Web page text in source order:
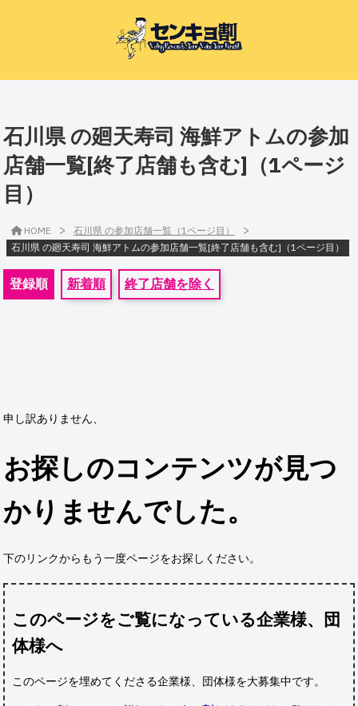
石川県 の廻天寿司 海鮮アトムの参加
店舗一覧[終了店舗も含む]（1ページ
目）
HOME > 石川県 の参加店舗一覧（1ページ目） >
石川県 の廻天寿司 海鮮アトムの参加店舗一覧[終了店舗も含む]（1ページ目）
登録順 新着順 終了店舗を除く
申し訳ありません、
お探しのコンテンツが見つ
かりませんでした。
下のリンクからもう一度ページをお探しください。
このページをご覧になっている企業様、団
体様へ
このページを埋めてくださる企業様、団体様を大募集中です。